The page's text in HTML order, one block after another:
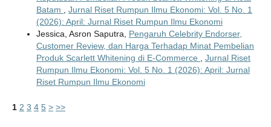
Batam , Jurnal Riset Rumpun Ilmu Ekonomi: Vol. 5 No. 1
(2026): April: Jurnal Riset Rumpun Ilmu Ekonomi
Jessica, Asron Saputra, Pengaruh Celebrity Endorser,
Customer Review, dan Harga Terhadap Minat Pembelian
Produk Scarlett Whitening di E-Commerce , Jurnal Riset
Rumpun Ilmu Ekonomi: Vol. 5 No. 1 (2026): April: Jurnal
Riset Rumpun Ilmu Ekonomi
1 2 3 4 5 > >>